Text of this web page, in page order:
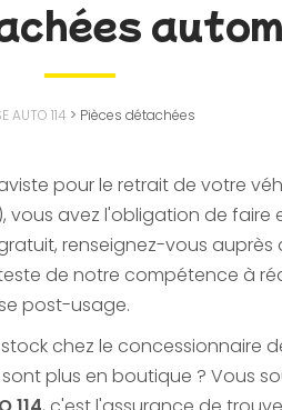
AUTO 114 > Pièces détachées
pour le retrait de votre
vous avez l'obligation de
renseignez-vous auprès
de notre compétence à
post-usage.
chez le concessionnaire
plus en boutique ? Vous